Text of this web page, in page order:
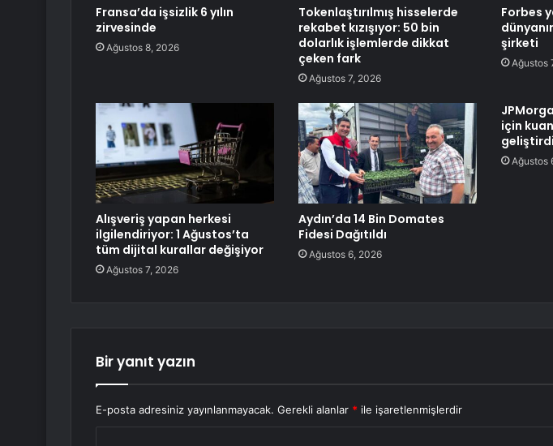
Fransa’da işsizlik 6 yılın
zirvesinde
Ağustos 8, 2026
Tokenlaştırılmış hisselerde
rekabet kızışıyor: 50 bin
dolarlık işlemlerde dikkat
çeken fark
Ağustos 7, 2026
Forbes
şirketi
Ağustos
Alışveriş yapan herkesi
ilgilendiriyor: 1 Ağustos’ta
tüm dijital kurallar değişiyor
Ağustos 7, 2026
Aydın’da 14 Bin Domates
Fidesi Dağıtıldı
Ağustos 6, 2026
için
geliştirdi
Ağustos
Bir yanıt yazın
E-posta adresiniz yayınlanmayacak. Gerekli alanlar * ile işaretlenmişlerdir